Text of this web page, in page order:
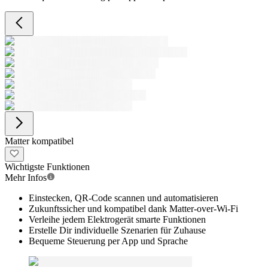
Matter kompatibel
Wichtigste Funktionen
Mehr Infos
Einstecken, QR-Code scannen und automatisieren
Zukunftssicher und kompatibel dank Matter-over-Wi-Fi
Verleihe jedem Elektrogerät smarte Funktionen
Erstelle Dir individuelle Szenarien für Zuhause
Bequeme Steuerung per App und Sprache